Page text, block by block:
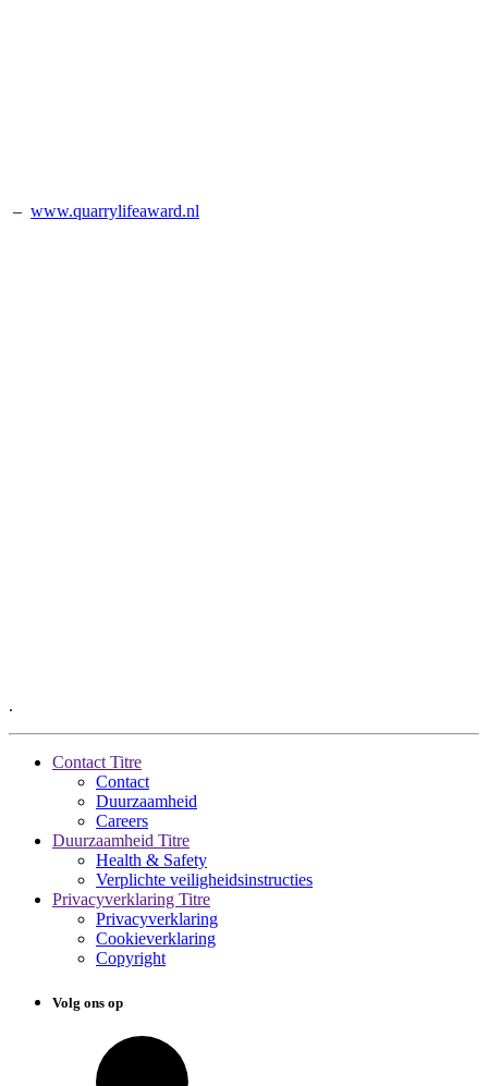
– www.quarrylifeaward.nl
.
Contact Titre
Contact
Duurzaamheid
Careers
Duurzaamheid Titre
Health & Safety
Verplichte veiligheidsinstructies
Privacyverklaring Titre
Privacyverklaring
Cookieverklaring
Copyright
Volg ons op